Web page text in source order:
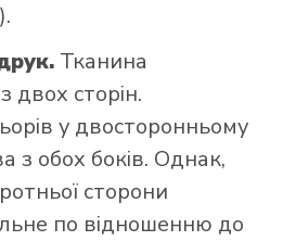
Тканина
двох сторін.
у двосторонньому
з обох боків. Однак,
сторони
по відношенню до